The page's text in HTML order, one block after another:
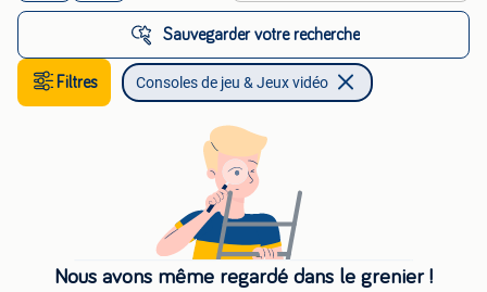
Sauvegarder votre recherche
Filtres Consoles de jeu & Jeux vidéo
Nous avons même regardé dans le grenier !